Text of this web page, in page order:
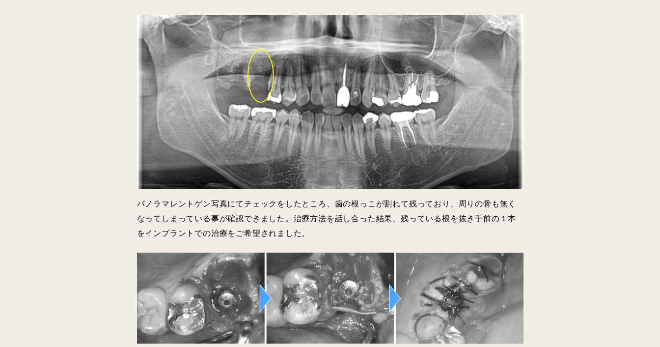
パノラマレントゲン写真にてチェックをしたところ、歯の根っこが割れて残っており、周りの骨も無く
なってしまっている事が確認できました。治療方法を話し合った結果、残っている根を抜き手前の１本
をインプラントでの治療をご希望されました。